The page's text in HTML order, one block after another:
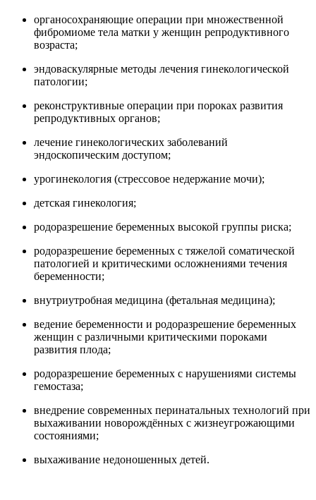
органосохраняющие операции при множественной
фибромиоме тела матки у женщин репродуктивного
возраста;
эндоваскулярные методы лечения гинекологической
патологии;
реконструктивные операции при пороках развития
репродуктивных органов;
лечение гинекологических заболеваний
эндоскопическим доступом;
урогинекология (стрессовое недержание мочи);
детская гинекология;
родоразрешение беременных высокой группы риска;
родоразрешение беременных с тяжелой соматической
патологией и критическими осложнениями течения
беременности;
внутриутробная медицина (фетальная медицина);
ведение беременности и родоразрешение беременных
женщин с различными критическими пороками
развития плода;
родоразрешение беременных с нарушениями системы
гемостаза;
внедрение современных перинатальных технологий при
выхаживании новорождённых с жизнеугрожающими
состояниями;
выхаживание недоношенных детей.